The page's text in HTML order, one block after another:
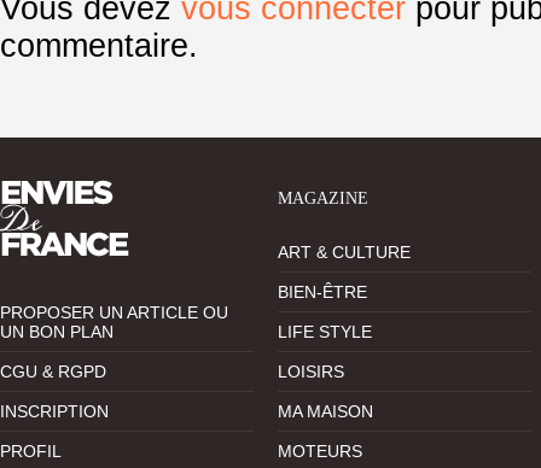
Vous devez vous connecter pour
commentaire.
PROPOSER UN ARTICLE OU
UN BON PLAN
CGU & RGPD
INSCRIPTION
PROFIL
MAGAZINE
ART & CULTURE
BIEN-ÊTRE
LIFE STYLE
LOISIRS
MA MAISON
MOTEURS